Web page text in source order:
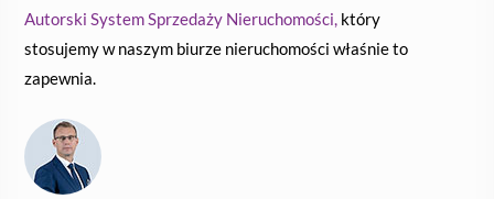
Autorski System Sprzedaży Nieruchomości, który
stosujemy w naszym biurze nieruchomości właśnie to
zapewnia.